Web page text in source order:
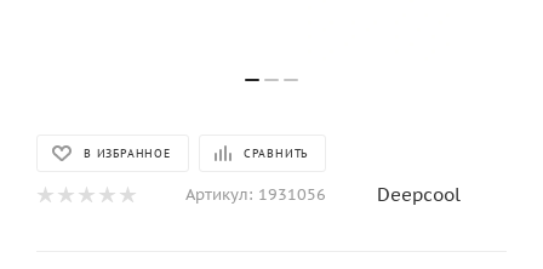
В ИЗБРАННОЕ СРАВНИТЬ
Артикул: 1931056 Deepcool